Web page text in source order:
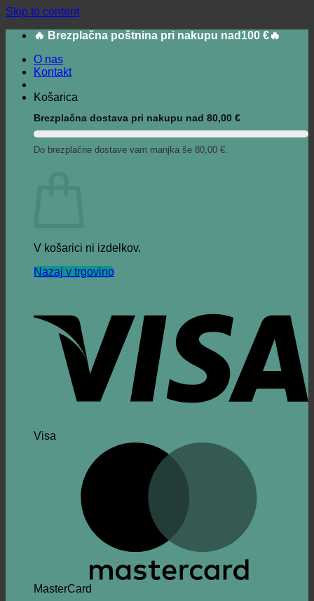
Skip to content
🔥 Brezplačna poštnina pri nakupu nad100 €🔥
O nas
Kontakt
Košarica
Brezplačna dostava pri nakupu nad 80,00 €
Do brezplačne dostave vam manjka še 80,00 €.
V košarici ni izdelkov.
Nazaj v trgovino
Visa
MasterCard